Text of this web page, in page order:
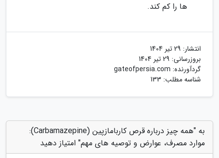
ها را کم کند.
انتشار: 29 تیر 1404
بروزرسانی: 29 تیر 1404
گردآورنده: gateofpersia.com
شناسه مطلب: 133
به "همه چیز درباره قرص کاربامازپین (Carbamazepine):
موارد مصرف، عوارض و توصیه های مهم" امتیاز دهید